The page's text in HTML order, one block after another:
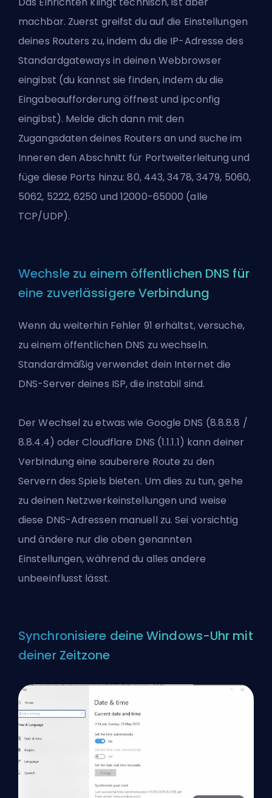
machbar. Zuerst greifst du auf die Einstellungen
deines Routers zu, indem du die IP-Adresse des
Standardgateways in deinen Webbrowser
eingibst (du kannst sie finden, indem du die
Eingabeaufforderung öffnest und ipconfig
eingibst). Melde dich dann mit den
Zugangsdaten deines Routers an und suche im
Inneren den Abschnitt für Portweiterleitung und
füge diese Ports hinzu: 80, 443, 3478, 3479, 5060,
5062, 5222, 6250 und 12000-65000 (alle
TCP/UDP).
Wechsle zu einem öffentlichen DNS für
eine zuverlässigere Verbindung
Wenn du weiterhin Fehler 91 erhältst, versuche,
zu einem öffentlichen DNS zu wechseln.
Standardmäßig verwendet dein Internet die
DNS-Server deines ISP, die instabil sind.
Der Wechsel zu etwas wie Google DNS (8.8.8.8 /
8.8.4.4) oder Cloudflare DNS (1.1.1.1) kann deiner
Verbindung eine sauberere Route zu den
Servern des Spiels bieten. Um dies zu tun, gehe
zu deinen Netzwerkeinstellungen und weise
diese DNS-Adressen manuell zu. Sei vorsichtig
und ändere nur die oben genannten
Einstellungen, während du alles andere
unbeeinflusst lässt.
Synchronisiere deine Windows-Uhr mit
deiner Zeitzone